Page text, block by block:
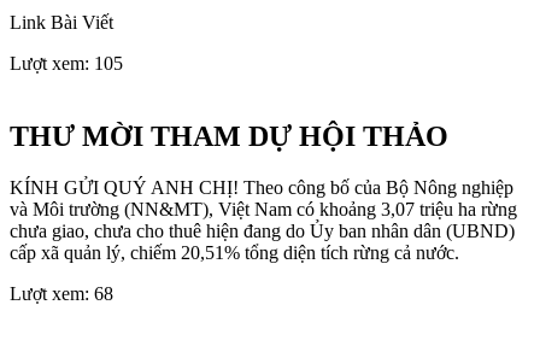
Link Bài Viết
Lượt xem: 105
THƯ MỜI THAM DỰ HỘI THẢO
KÍNH GỬI QUÝ ANH CHỊ! Theo công bố của Bộ Nông nghiệp
và Môi trường (NN&MT), Việt Nam có khoảng 3,07 triệu ha rừng
chưa giao, chưa cho thuê hiện đang do Ủy ban nhân dân (UBND)
cấp xã quản lý, chiếm 20,51% tổng diện tích rừng cả nước.
Lượt xem: 68